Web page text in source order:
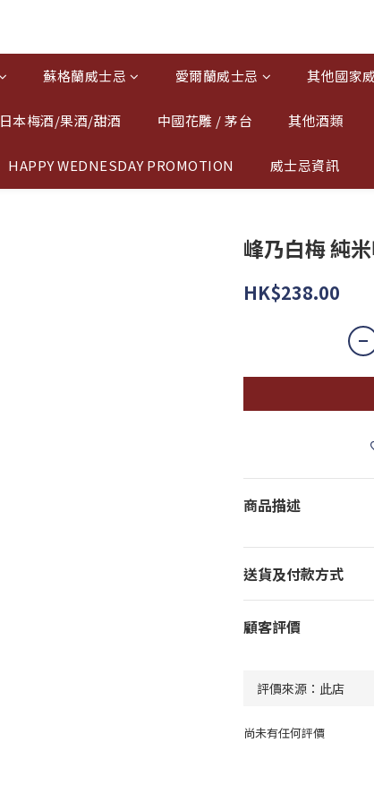
蘇格蘭威士忌 愛爾蘭威士忌 其他國家
日本梅酒/果酒/甜酒 中國花雕 / 茅台 其他酒類
HAPPY WEDNESDAY PROMOTION 威士忌資訊
峰乃白梅 純
HK$238.00
商品描述
送貨及付款方式
顧客評價
尚未有任何評價